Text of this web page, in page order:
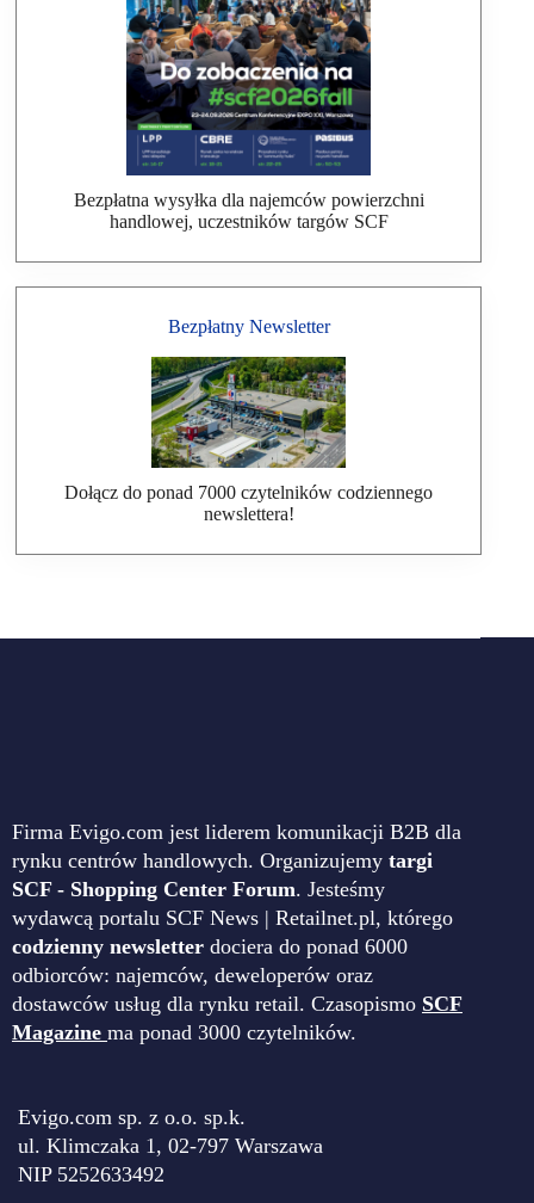
Bezpłatna wysyłka dla najemców powierzchni
handlowej, uczestników targów SCF
Bezpłatny Newsletter
Dołącz do ponad 7000 czytelników codziennego
newslettera!
Firma Evigo.com jest liderem komunikacji B2B dla
rynku centrów handlowych. Organizujemy targi
SCF - Shopping Center Forum. Jesteśmy
wydawcą portalu SCF News | Retailnet.pl, którego
codzienny newsletter dociera do ponad 6000
odbiorców: najemców, deweloperów oraz
dostawców usług dla rynku retail. Czasopismo SCF
Magazine ma ponad 3000 czytelników.
Evigo.com sp. z o.o. sp.k.
ul. Klimczaka 1, 02-797 Warszawa
NIP 5252633492